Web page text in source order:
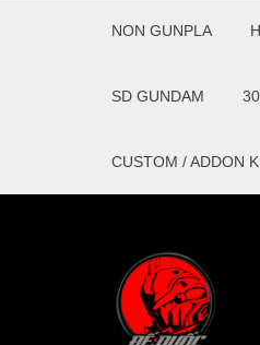
NON GUNPLA
SD GUNDAM
CUSTOM / ADDON